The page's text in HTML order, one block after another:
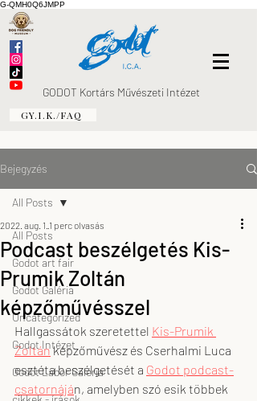
G-QMH0Q6JMPP
GODOT Kortárs Művészeti Intézet
GY.I.K./FAQ
Bejegyzés
All Posts
Godot art fair
Godot Galéria
Uncategorized
Godot Intézet
Godot Labor Galéria
All Posts
Podcast beszélgetés Kis-
Prumik Zoltán
képzőművésszel
2022. aug. 1. 1 perc olvasás
Hallgassátok szeretettel Kis-Prumik
Zoltán képzőművész és Cserhalmi Luca
esztéta beszélgetését a Godot podcast-
csatornáján, amelyben szó esik többek